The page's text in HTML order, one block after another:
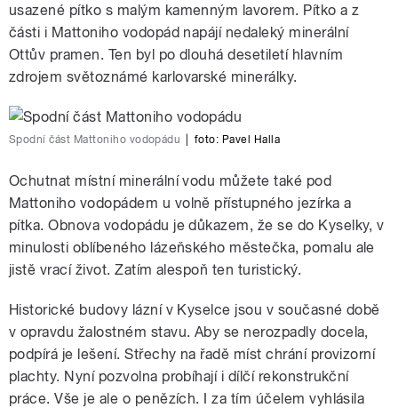
usazené pítko s malým kamenným lavorem. Pítko a z
části i Mattoniho vodopád napájí nedaleký minerální
Ottův pramen. Ten byl po dlouhá desetiletí hlavním
zdrojem světoznámé karlovarské minerálky.
Spodní část Mattoniho vodopádu foto: Pavel Halla
Ochutnat místní minerální vodu můžete také pod
Mattoniho vodopádem u volně přístupného jezírka a
pítka. Obnova vodopádu je důkazem, že se do Kyselky, v
minulosti oblíbeného lázeňského městečka, pomalu ale
jistě vrací život. Zatím alespoň ten turistický.
Historické budovy lázní v Kyselce jsou v současné době
v opravdu žalostném stavu. Aby se nerozpadly docela,
podpírá je lešení. Střechy na řadě míst chrání provizorní
plachty. Nyní pozvolna probíhají i dílčí rekonstrukční
práce. Vše je ale o penězích. I za tím účelem vyhlásila